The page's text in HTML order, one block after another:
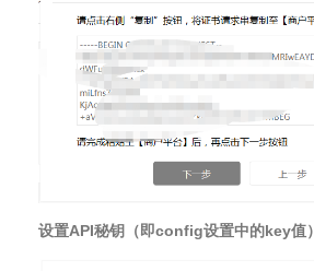
设置API秘钥（即config设置中的key值）